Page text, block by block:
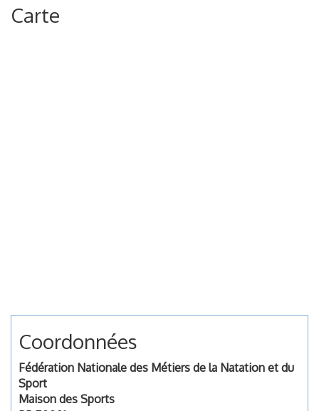
Carte
Coordonnées
Fédération Nationale des Métiers de la Natation et du
Sport
Maison des Sports